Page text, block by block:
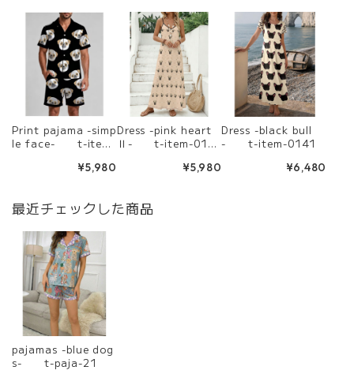
Print pajama -simp
le face- t-item-
¥5,980
Dress -pink heart
Ⅱ- t-item-013
¥5,980
Dress -black bull
- t-item-0141
¥6,480
最近チェックした商品
pajamas -blue dog
s- t-paja-21